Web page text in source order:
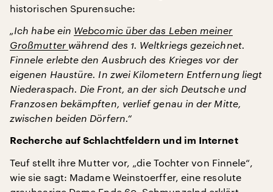
historischen Spurensuche:
„Ich habe ein Webcomic über das Leben meiner
Großmutter während des 1. Weltkriegs gezeichnet.
Finnele erlebte den Ausbruch des Krieges vor der
eigenen Haustüre. In zwei Kilometern Entfernung liegt
Niederaspach. Die Front, an der sich Deutsche und
Franzosen bekämpften, verlief genau in der Mitte,
zwischen beiden Dörfern.“
Recherche auf Schlachtfeldern und im Internet
Teuf stellt ihre Mutter vor, „die Tochter von Finnele“,
wie sie sagt: Madame Weinstoerffer, eine resolute